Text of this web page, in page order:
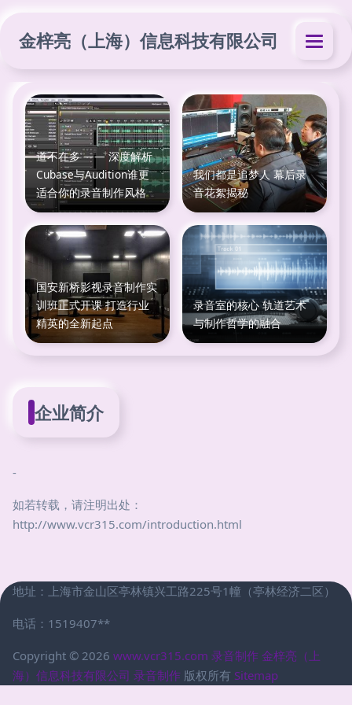
金梓亮（上海）信息科技有限公司
道不在多 —— 深度解析
Cubase与Audition谁更
适合你的录音制作风格
我们都是追梦人 幕后录
音花絮揭秘
国安新桥影视录音制作实
训班正式开课 打造行业
精英的全新起点
录音室的核心 轨道艺术
与制作哲学的融合
企业简介
-
如若转载，请注明出处：
http://www.vcr315.com/introduction.html
地址：上海市金山区亭林镇兴工路225号1幢（亭林经济二区）
电话：1519407**
Copyright © 2026 www.vcr315.com 录音制作 金梓亮（上
海）信息科技有限公司 录音制作 版权所有 Sitemap